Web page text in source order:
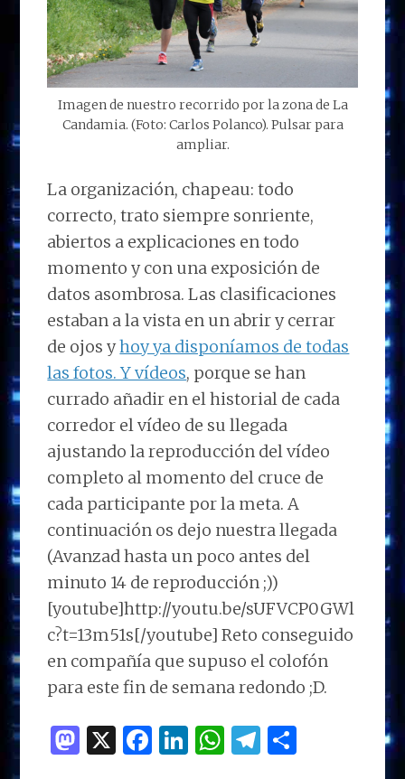
Imagen de nuestro recorrido por la zona de La
Candamia. (Foto: Carlos Polanco). Pulsar para
ampliar.
La organización, chapeau: todo
correcto, trato siempre sonriente,
abiertos a explicaciones en todo
momento y con una exposición de
datos asombrosa. Las clasificaciones
estaban a la vista en un abrir y cerrar
de ojos yhoy ya disponíamos de todas
las fotos. Y vídeos, porque se han
currado añadir en el historial de cada
corredor el vídeo de su llegada
ajustando la reproducción del vídeo
completo al momento del cruce de
cada participante por la meta. A
continuación os dejo nuestra llegada
(Avanzad hasta un poco antes del
minuto 14 de reproducción ;))
[youtube]http://youtu.be/sUFVCP0GWl
c?t=13m51s[/youtube] Reto conseguido
en compañía que supuso el colofón
para este fin de semana redondo ;D.
M X F
Li W T